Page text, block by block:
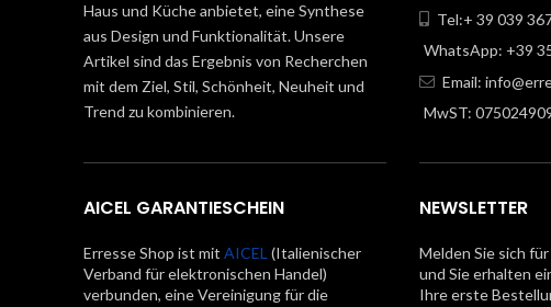
Haus und Küche anbietet, eine Synthese
aus Design und Funktionalität. Unsere
Artikel sind das Ergebnis von Recherchen
mit dem Ziel, Stil, Schönheit, Neuheit und
Trend zu kombinieren.
AICEL GARANTIESCHEIN
Erresse Shop ist mit AICEL (Italienischer
Verband für elektronischen Handel)
verbunden, eine Vereinigung für die
Tel:+ 39 039
WhatsApp: +39
Email:
MwST:
NEWSLETTER
Melden Sie sich
und Sie erhalten
Ihre erste